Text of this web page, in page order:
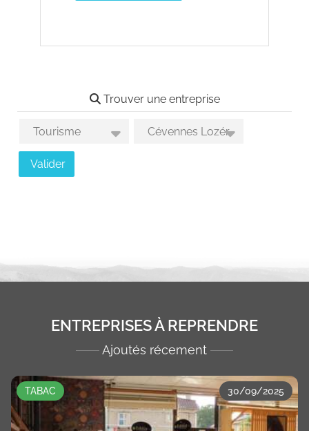
Trouver une entreprise
Choix des activités Choix des secteurs géographiques
Valider
ENTREPRISES À REPRENDRE
Ajoutés récement
TABAC 30/09/2025